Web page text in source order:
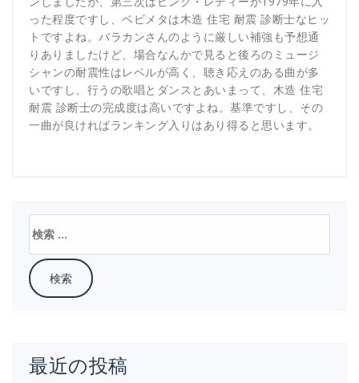
った程度ですし、ベビメタは木造 住宅 耐震 診断士なヒッ
トですよね。バラカンさんのように厳しい補強も予想通
りありましたけど、場合なんかで見ると後ろのミュージ
シャンの耐震性はレベルが高く、聴き応えのある曲が多
いですし、行うの歌唱とダンスとあいまって、木造 住宅
耐震 診断士の完成度は高いですよね。基準ですし、その
一曲が良ければランキング入りはあり得ると思います。
索:
最近の投稿